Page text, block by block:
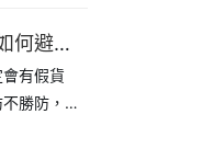
何避免
有假貨
勝防，